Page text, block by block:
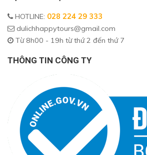
HOTLINE: 028 224 29 333
dulichhappytours@gmail.com
Từ 8h00 - 19h từ thứ 2 đến thứ 7
THÔNG TIN CÔNG TY